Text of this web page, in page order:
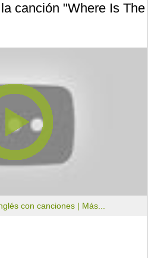
canción "Where Is The
con canciones | Más...